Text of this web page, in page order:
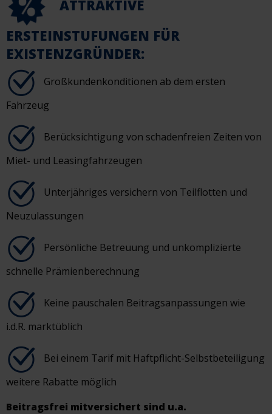
ATTRAKTIVE
ERSTEINSTUFUNGEN FÜR
EXISTENZGRÜNDER:
Großkundenkonditionen ab dem ersten
Fahrzeug
Berücksichtigung von schadenfreien Zeiten von
Miet- und Leasingfahrzeugen
Unterjähriges versichern von Teilflotten und
Neuzulassungen
Persönliche Betreuung und unkomplizierte
schnelle Prämienberechnung
Keine pauschalen Beitragsanpassungen wie
i.d.R. marktüblich
Bei einem Tarif mit Haftpflicht-Selbstbeteiligung
weitere Rabatte möglich
Beitragsfrei mitversichert sind u.a.